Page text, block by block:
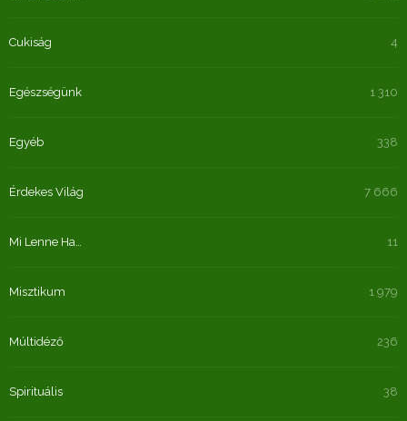
Cukiság 4
Egészségünk 1 310
Egyéb 338
Érdekes Világ 7 666
Mi Lenne Ha… 11
Misztikum 1 979
Múltidéző 236
Spirituális 38